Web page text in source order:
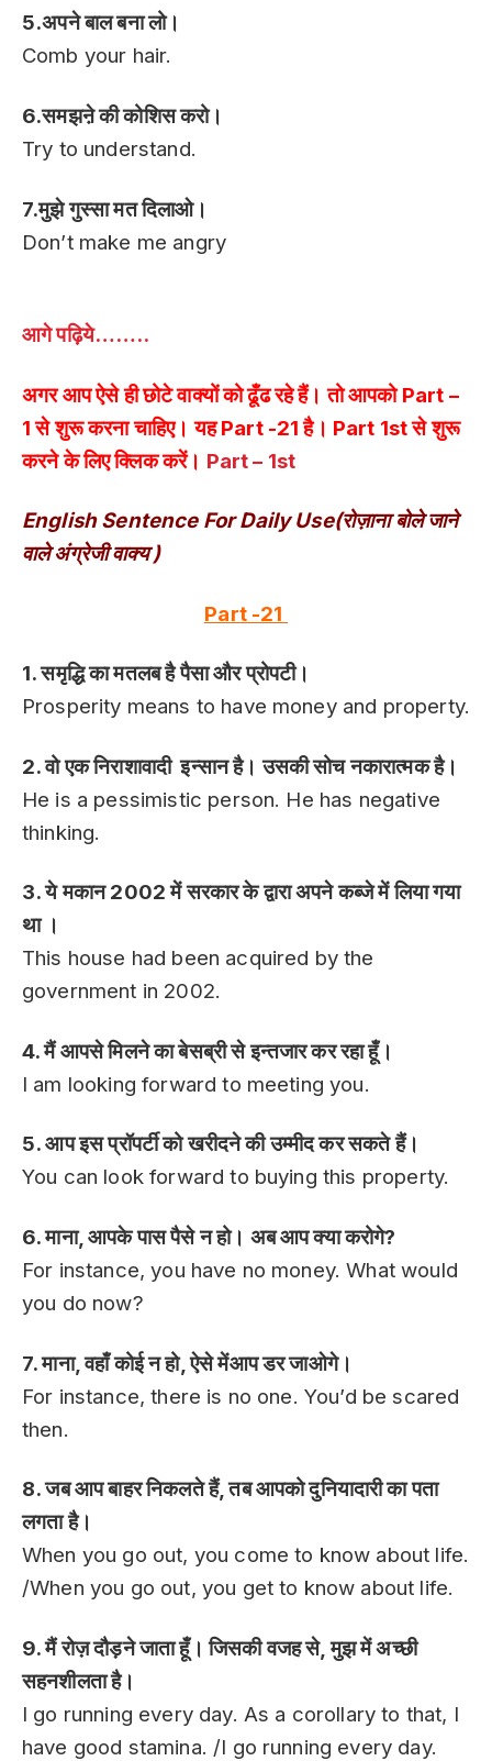
5.अपने बाल बना लो।
Comb your hair.
6.समझऩे की कोशिस करो।
Try to understand.
7.मुझे गुस्सा मत दिलाओ।
Don’t make me angry
आगे पढ़िये……..
अगर आप ऐसे ही छोटे वाक्यों को ढूँढ रहे हैं। तो आपको Part –
1 से शुरू करना चाहिए। यह Part -21 है। Part 1st से शुरू
करने के लिए क्लिक करें। Part – 1st
English Sentence For Daily Use(रोज़ाना बोले जाने
वाले अंग्रेजी वाक्य )
Part -21
1. समृद्धि का मतलब है पैसा और प्रोपटी।
Prosperity means to have money and property.
2. वो एक निराशावादी इन्सान है। उसकी सोच नकारात्मक है।
He is a pessimistic person. He has negative
thinking.
3. ये मकान 2002 में सरकार के द्वारा अपने कब्जे में लिया गया
था ।
This house had been acquired by the
government in 2002.
4. मैं आपसे मिलने का बेसब्री से इन्तजार कर रहा हूँ।
I am looking forward to meeting you.
5. आप इस प्रॉपर्टी को खरीदने की उम्मीद कर सकते हैं।
You can look forward to buying this property.
6. माना, आपके पास पैसे न हो। अब आप क्या करोगे?
For instance, you have no money. What would
you do now?
7. माना, वहाँ कोई न हो, ऐसे मेंआप डर जाओगे।
For instance, there is no one. You’d be scared
then.
8. जब आप बाहर निकलते हैं, तब आपको दुनियादारी का पता
लगता है।
When you go out, you come to know about life.
/When you go out, you get to know about life.
9. मैं रोज़ दौड़ने जाता हूँ। जिसकी वजह से, मुझ में अच्छी
सहनशीलता है।
I go running every day. As a corollary to that, I
have good stamina. /I go running every day.